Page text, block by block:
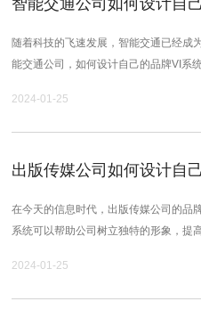
随着科技的飞速发展，智能交通已经成
能交通公司，如何设计自己的品牌VI系
2024-01-25
出版传媒公司如何设计自
在今天的信息时代，出版传媒公司的品
系统可以帮助公司树立独特的形象，提
2024-01-25